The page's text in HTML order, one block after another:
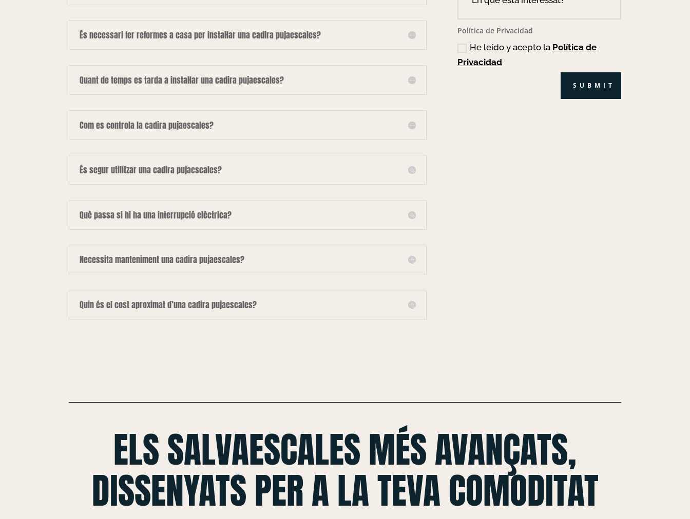
És necessari fer reformes a casa per instal·lar una cadira pujaescales?
Quant de temps es tarda a instal·lar una cadira pujaescales?
Com es controla la cadira pujaescales?
És segur utilitzar una cadira pujaescales?
Què passa si hi ha una interrupció elèctrica?
Necessita manteniment una cadira pujaescales?
Quin és el cost aproximat d’una cadira pujaescales?
Política de Privacidad
He leído y acepto la Política de
Privacidad
SUBMIT
ELS SALVAESCALES MÉS AVANÇATS,
DISSENYATS PER A LA TEVA COMODITAT